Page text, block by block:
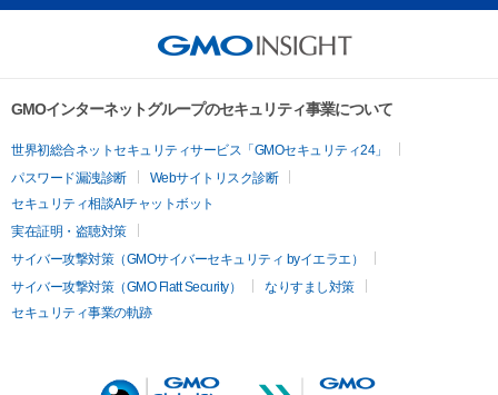
GMOインターネットグループのセキュリティ事業について
世界初総合ネットセキュリティサービス「GMOセキュリティ24」
パスワード漏洩診断
Webサイトリスク診断
セキュリティ相談AIチャットボット
実在証明・盗聴対策
サイバー攻撃対策（GMOサイバーセキュリティ byイエラエ）
サイバー攻撃対策（GMO Flatt Security）
なりすまし対策
セキュリティ事業の軌跡